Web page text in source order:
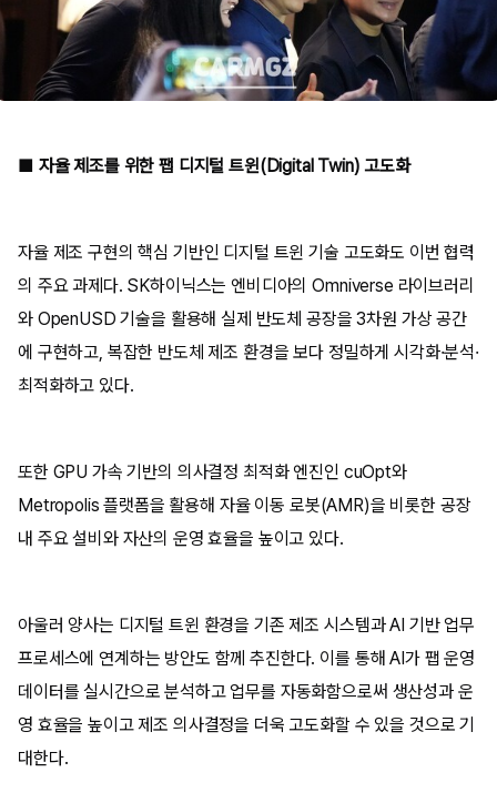
■ 자율 제조를 위한 팹 디지털 트윈(Digital Twin) 고도화
자율 제조 구현의 핵심 기반인 디지털 트윈 기술 고도화도 이번 협력
의 주요 과제다. SK하이닉스는 엔비디아의 Omniverse 라이브러리
와 OpenUSD 기술을 활용해 실제 반도체 공장을 3차원 가상 공간
에 구현하고, 복잡한 반도체 제조 환경을 보다 정밀하게 시각화·분석·
최적화하고 있다.
또한 GPU 가속 기반의 의사결정 최적화 엔진인 cuOpt와
Metropolis 플랫폼을 활용해 자율 이동 로봇(AMR)을 비롯한 공장
내 주요 설비와 자산의 운영 효율을 높이고 있다.
아울러 양사는 디지털 트윈 환경을 기존 제조 시스템과 AI 기반 업무
프로세스에 연계하는 방안도 함께 추진한다. 이를 통해 AI가 팹 운영
데이터를 실시간으로 분석하고 업무를 자동화함으로써 생산성과 운
영 효율을 높이고 제조 의사결정을 더욱 고도화할 수 있을 것으로 기
대한다.